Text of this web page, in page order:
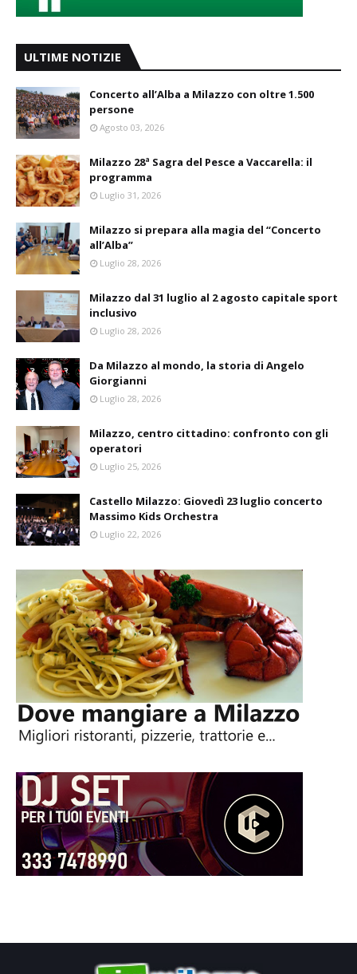
ULTIME NOTIZIE
Concerto all’Alba a Milazzo con oltre 1.500
persone
Agosto 03, 2026
Milazzo 28ª Sagra del Pesce a Vaccarella: il
programma
Luglio 31, 2026
Milazzo si prepara alla magia del “Concerto
all’Alba”
Luglio 28, 2026
Milazzo dal 31 luglio al 2 agosto capitale sport
inclusivo
Luglio 28, 2026
Da Milazzo al mondo, la storia di Angelo
Giorgianni
Luglio 28, 2026
Milazzo, centro cittadino: confronto con gli
operatori
Luglio 25, 2026
Castello Milazzo: Giovedì 23 luglio concerto
Massimo Kids Orchestra
Luglio 22, 2026